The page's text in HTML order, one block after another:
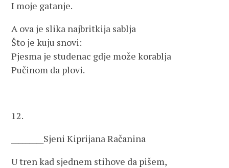
I moje gatanje.
A ova je slika najbritkija sablja
Što je kuju snovi:
Pjesma je studenac gdje može korablja
Pučinom da plovi.
12.
_________Sjeni Kiprijana Račanina
U tren kad sjednem stihove da pišem,